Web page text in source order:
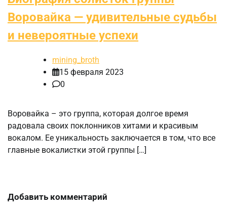
Воровайка — удивительные судьбы
и невероятные успехи
mining_broth
15 февраля 2023
0
Воровайка – это группа, которая долгое время
радовала своих поклонников хитами и красивым
вокалом. Ее уникальность заключается в том, что все
главные вокалистки этой группы […]
Добавить комментарий